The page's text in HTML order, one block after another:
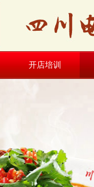
开店培训